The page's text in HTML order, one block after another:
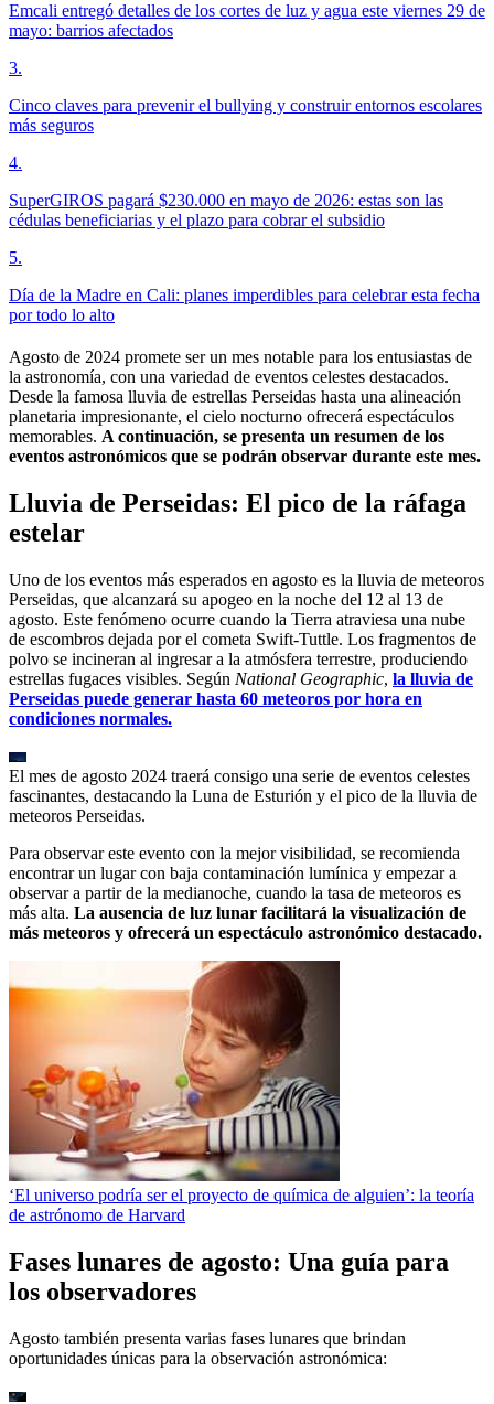
Emcali entregó detalles de los cortes de luz y agua este viernes 29 de
mayo: barrios afectados
3.
Cinco claves para prevenir el bullying y construir entornos escolares
más seguros
4.
SuperGIROS pagará $230.000 en mayo de 2026: estas son las
cédulas beneficiarias y el plazo para cobrar el subsidio
5.
Día de la Madre en Cali: planes imperdibles para celebrar esta fecha
por todo lo alto
Agosto de 2024 promete ser un mes notable para los entusiastas de
la astronomía, con una variedad de eventos celestes destacados.
Desde la famosa lluvia de estrellas Perseidas hasta una alineación
planetaria impresionante, el cielo nocturno ofrecerá espectáculos
memorables. A continuación, se presenta un resumen de los
eventos astronómicos que se podrán observar durante este mes.
Lluvia de Perseidas: El pico de la ráfaga
estelar
Uno de los eventos más esperados en agosto es la lluvia de meteoros
Perseidas, que alcanzará su apogeo en la noche del 12 al 13 de
agosto. Este fenómeno ocurre cuando la Tierra atraviesa una nube
de escombros dejada por el cometa Swift-Tuttle. Los fragmentos de
polvo se incineran al ingresar a la atmósfera terrestre, produciendo
estrellas fugaces visibles. Según National Geographic, la lluvia de
Perseidas puede generar hasta 60 meteoros por hora en
condiciones normales.
El mes de agosto 2024 traerá consigo una serie de eventos celestes
fascinantes, destacando la Luna de Esturión y el pico de la lluvia de
meteoros Perseidas.
Para observar este evento con la mejor visibilidad, se recomienda
encontrar un lugar con baja contaminación lumínica y empezar a
observar a partir de la medianoche, cuando la tasa de meteoros es
más alta. La ausencia de luz lunar facilitará la visualización de
más meteoros y ofrecerá un espectáculo astronómico destacado.
‘El universo podría ser el proyecto de química de alguien’: la teoría
de astrónomo de Harvard
Fases lunares de agosto: Una guía para
los observadores
Agosto también presenta varias fases lunares que brindan
oportunidades únicas para la observación astronómica: